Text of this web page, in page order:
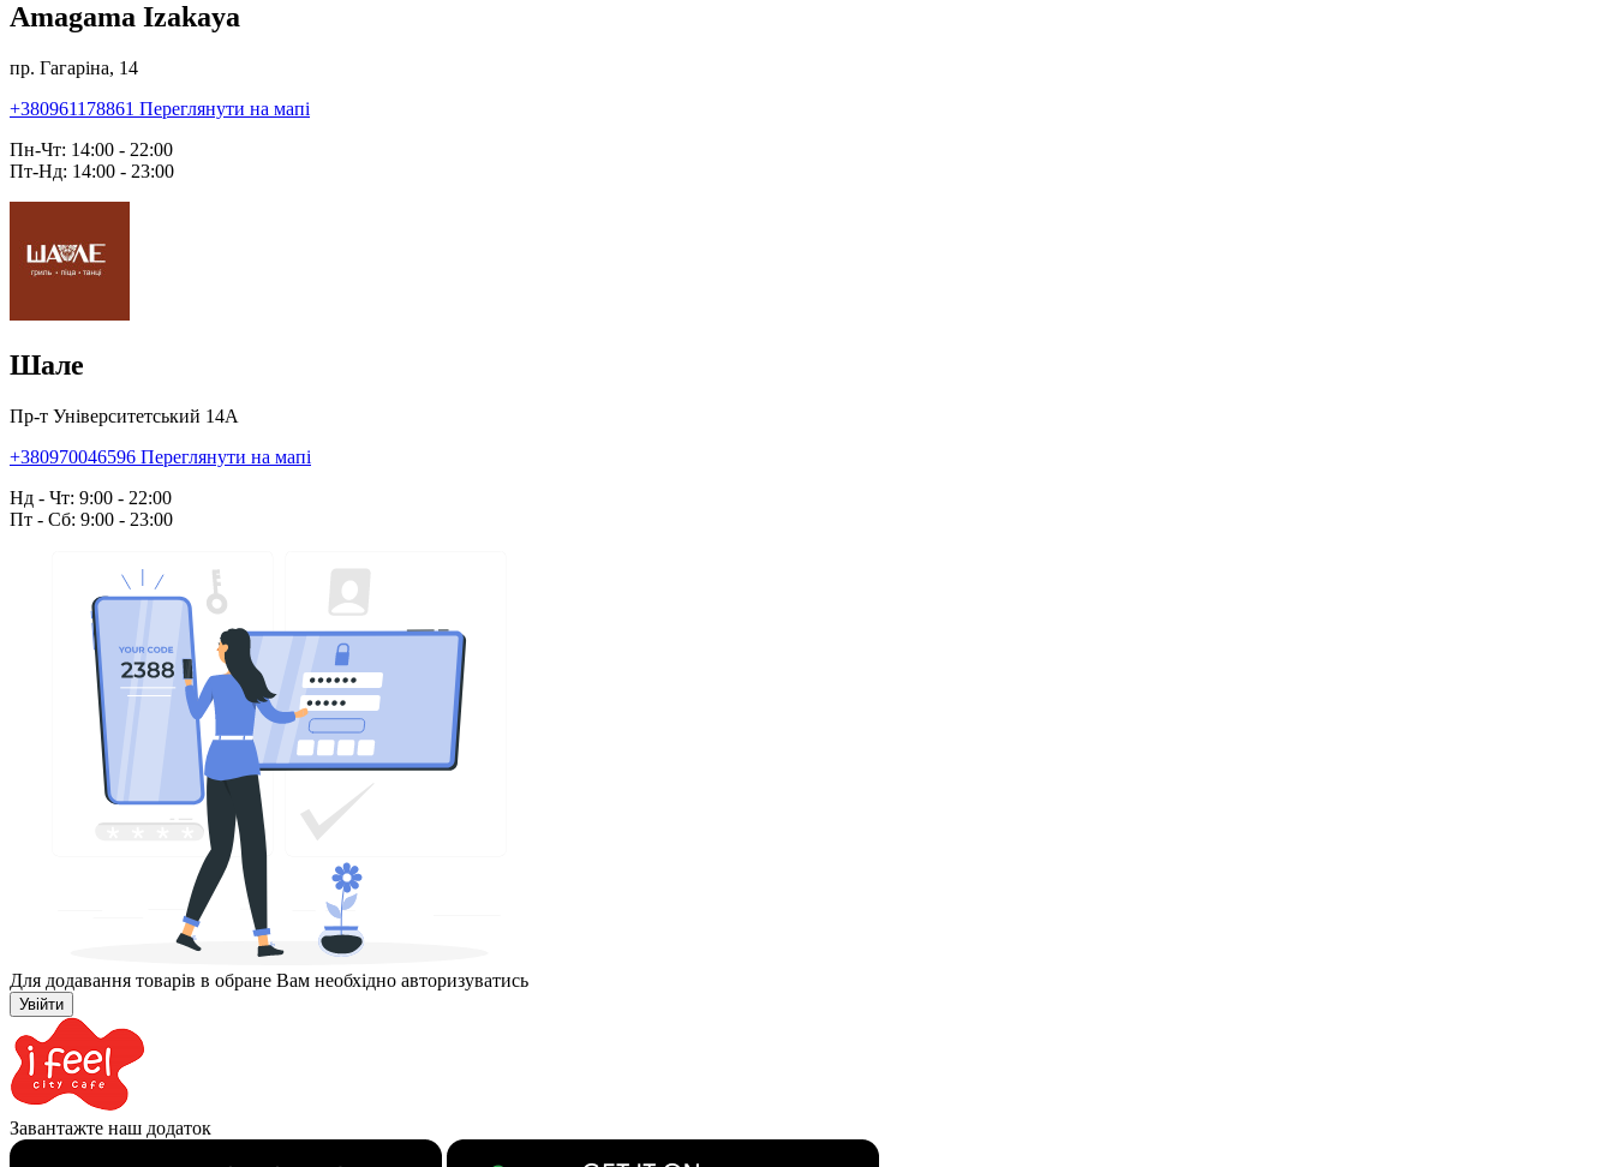
Amagama Izakaya
пр. Гагаріна, 14
+380961178861 Переглянути на мапі
Пн-Чт: 14:00 - 22:00
Пт-Нд: 14:00 - 23:00
Шале
Пр-т Університетський 14А
+380970046596 Переглянути на мапі
Нд - Чт: 9:00 - 22:00
Пт - Сб: 9:00 - 23:00
Для додавання товарів в обране Вам необхідно авторизуватись
Увійти
Завантажте наш додаток